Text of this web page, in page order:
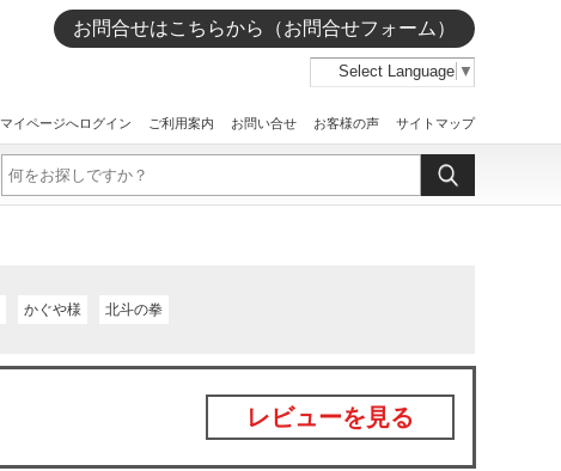
お問合せはこちらから（お問合せフォーム）
Select Language ▼
マイページへログイン ご利用案内 お問い合せ お客様の声 サイトマップ
かぐや様 北斗の拳
レビューを見る